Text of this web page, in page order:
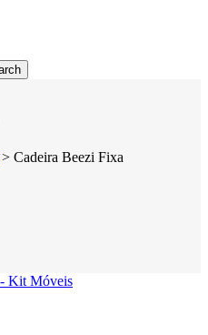
> Cadeira Beezi Fixa